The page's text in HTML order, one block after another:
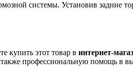
системы. Установив задние
купить этот товар в интернет-
профессиональную помощь в